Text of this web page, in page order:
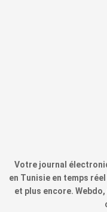
Votre journal
en Tunisie en temps
et plus encore.